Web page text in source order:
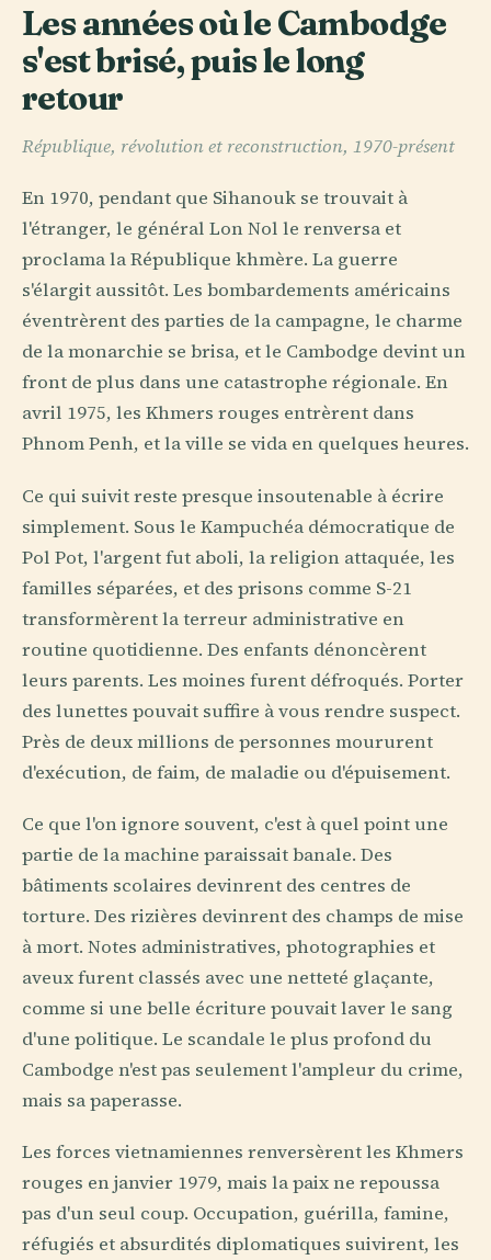
Les années où le Cambodge
s'est brisé, puis le long
retour
République, révolution et reconstruction, 1970-présent
En 1970, pendant que Sihanouk se trouvait à
l'étranger, le général Lon Nol le renversa et
proclama la République khmère. La guerre
s'élargit aussitôt. Les bombardements américains
éventrèrent des parties de la campagne, le charme
de la monarchie se brisa, et le Cambodge devint un
front de plus dans une catastrophe régionale. En
avril 1975, les Khmers rouges entrèrent dans
Phnom Penh, et la ville se vida en quelques heures.
Ce qui suivit reste presque insoutenable à écrire
simplement. Sous le Kampuchéa démocratique de
Pol Pot, l'argent fut aboli, la religion attaquée, les
familles séparées, et des prisons comme S-21
transformèrent la terreur administrative en
routine quotidienne. Des enfants dénoncèrent
leurs parents. Les moines furent défroqués. Porter
des lunettes pouvait suffire à vous rendre suspect.
Près de deux millions de personnes moururent
d'exécution, de faim, de maladie ou d'épuisement.
Ce que l'on ignore souvent, c'est à quel point une
partie de la machine paraissait banale. Des
bâtiments scolaires devinrent des centres de
torture. Des rizières devinrent des champs de mise
à mort. Notes administratives, photographies et
aveux furent classés avec une netteté glaçante,
comme si une belle écriture pouvait laver le sang
d'une politique. Le scandale le plus profond du
Cambodge n'est pas seulement l'ampleur du crime,
mais sa paperasse.
Les forces vietnamiennes renversèrent les Khmers
rouges en janvier 1979, mais la paix ne repoussa
pas d'un seul coup. Occupation, guérilla, famine,
réfugiés et absurdités diplomatiques suivirent, les